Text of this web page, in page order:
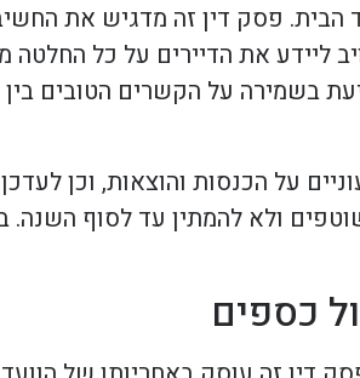
הבית. פסק דין זה מדגיש את
ליידע את הדיירים על כל
בשמירה על הקשרים הטובים
על הכנסות והוצאות, וכן
ולא להמתין עד לסוף